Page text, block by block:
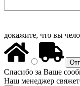
докажите, что вы
Спасибо за Ваше
Наш менеджер